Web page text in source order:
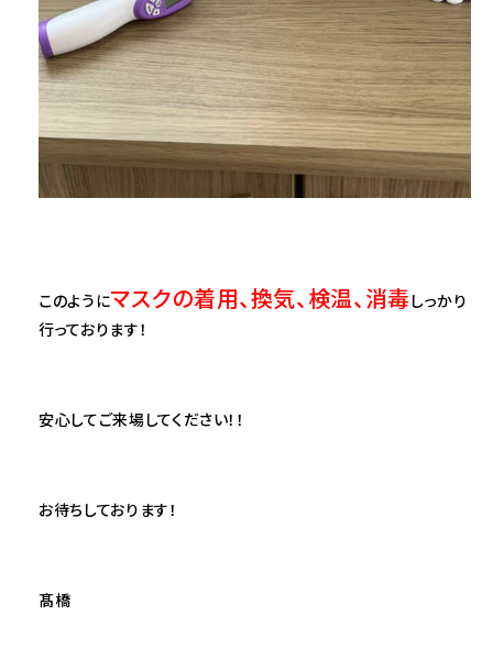
このようにマスクの着用、換気、検温、消毒しっかり
行っております！
安心してご来場してください！！
お待ちしております！
髙橋